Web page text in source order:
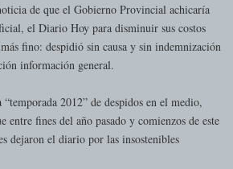
de que el Gobierno Provincial achicaría
el Diario Hoy para disminuir sus costos
fino: despidió sin causa y sin indemnización
información general.
2012” de despidos en el medio,
entre fines del año pasado y comienzos de este
dejaron el diario por las insostenibles